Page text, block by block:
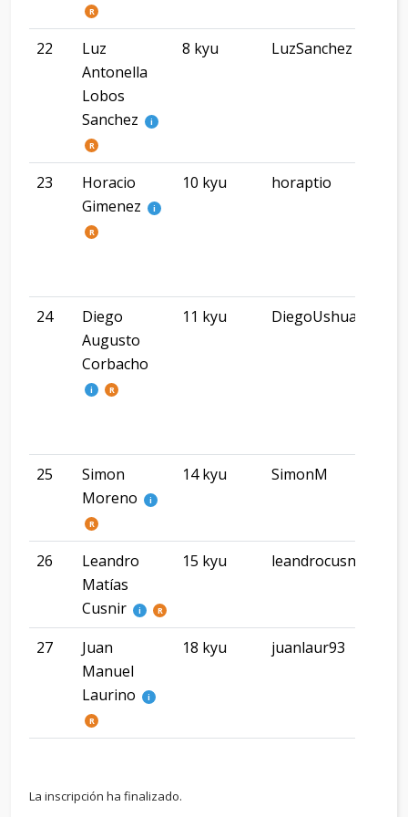
R
22
Luz
Antonella
Lobos
Sanchez
i
R
8 kyu LuzSanchez
23
Horacio
Gimenez
i
R
10 kyu horaptio
24
Diego
Augusto
Corbacho
i R
11 kyu DiegoUshua
25
Simon
Moreno
i
R
14 kyu SimonM
26
Leandro
Matías
Cusnir
i R
15 kyu leandrocusnir
27
Juan
Manuel
Laurino
i
R
18 kyu juanlaur93
La inscripción ha finalizado.